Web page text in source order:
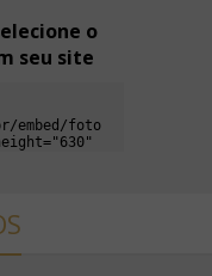
o
seu site